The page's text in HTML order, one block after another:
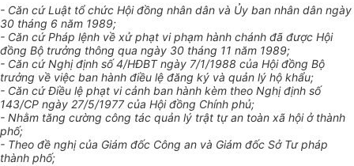
- Căn cứ Luật tổ chức Hội đồng nhân dân và Ủy ban nhân dân ngày
30 tháng 6 năm 1989;
- Căn cứ Pháp lệnh về xử phạt vi phạm hành chánh đã được Hội
đồng Bộ trưởng thông qua ngày 30 tháng 11 năm 1989;
- Căn cứ Nghị định số 4/HĐBT ngày 7/1/1988 của Hội đồng Bộ
trưởng về việc ban hành điều lệ đăng ký và quản lý hộ khẩu;
- Căn cứ Điều lệ phạt vi cảnh ban hành kèm theo Nghị định số
143/CP ngày 27/5/1977 của Hội đồng Chính phủ;
- Nhằm tăng cường công tác quản lý trật tự an toàn xã hội ở thành
phố;
- Theo đề nghị của Giám đốc Công an và Giám đốc Sở Tư pháp
thành phố;